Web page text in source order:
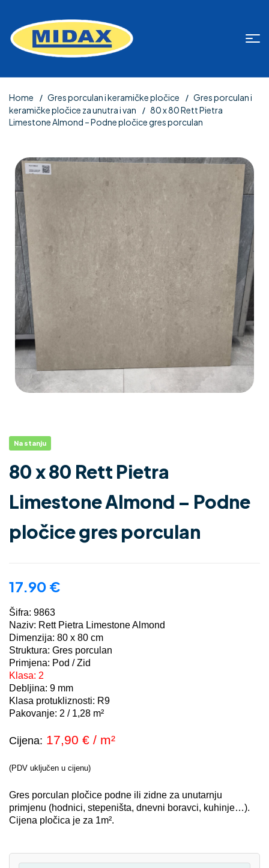
Home Gres porculan i keramičke pločice
Gres porculan i
keramičke pločice za unutra i van
80 x 80 Rett Pietra
Limestone Almond – Podne pločice gres porculan
Na stanju
80 x 80 Rett Pietra
Limestone Almond – Podne
pločice gres porculan
17.90 €
Šifra: 9863
Naziv: Rett Pietra Limestone Almond
Dimenzija: 80 x 80 cm
Struktura: Gres porculan
Primjena: Pod / Zid
Klasa: 2
Debljina: 9 mm
Klasa protukliznosti: R9
Pakovanje: 2 / 1,28 m²
Cijena: 17,90 € / m²
(PDV uključen u cijenu)
Gres porculan pločice podne ili zidne za unutarnju
primjenu (hodnici, stepeništa, dnevni boravci, kuhinje…).
Cijena pločica je za 1m².